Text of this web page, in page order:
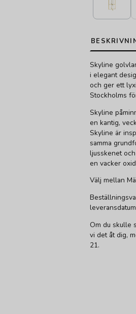
Skyline
i elegant
och ger ett
Stockholms
Skyline
en kantig,
Skyline är
samma
ljusskenet
en vacker
Välj mellan
Om du skulle
vi det åt dig,
21.